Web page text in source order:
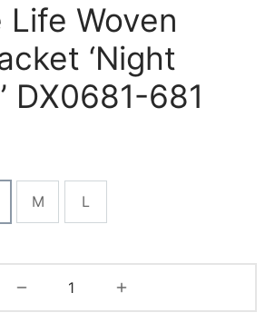
Life Woven
‘Night
DX0681-681
M L